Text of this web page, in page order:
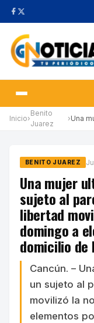
Inicio›
Benito
Juarez
›
BENITO JUAREZ
Una mujer
sujeto al
libertad
domingo a
domicilio
Cancún. –
un sujeto al
movilizó la
elementos